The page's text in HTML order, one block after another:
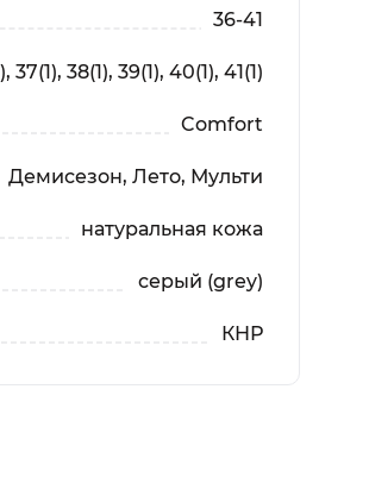
36-41
37(1), 38(1), 39(1), 40(1), 41(1)
Comfort
Демисезон, Лето, Мульти
натуральная кожа
серый (grey)
КНР